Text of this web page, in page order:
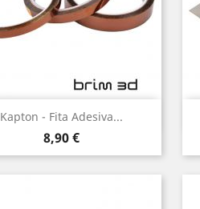
Kapton - Fita Adesiva...
Preço
8,90 €
Vista rápida